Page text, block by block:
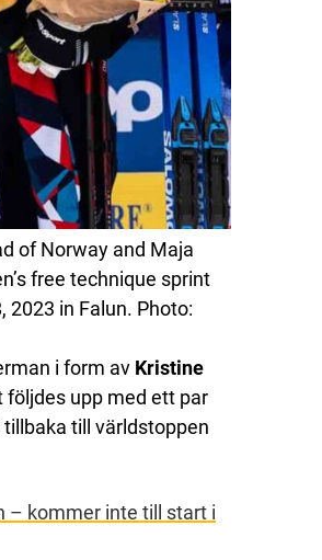
of Norway and Maja
free technique sprint
2023 in Falun. Photo:
i form av Kristine
följdes upp med ett par
till världstoppen
– kommer inte till start i